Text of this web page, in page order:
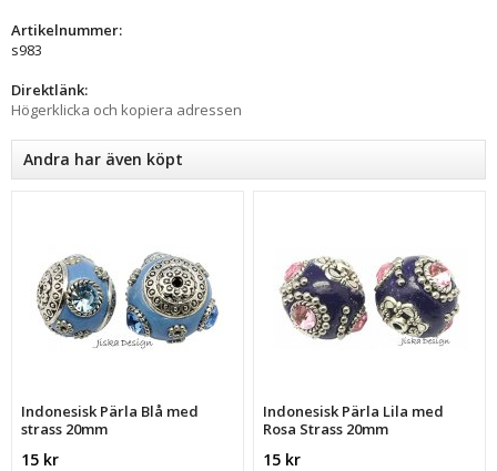
Artikelnummer:
s983
Direktlänk:
Högerklicka och kopiera adressen
Andra har även köpt
Indonesisk Pärla Blå med
strass 20mm
15 kr
Indonesisk Pärla Lila med
Rosa Strass 20mm
15 kr